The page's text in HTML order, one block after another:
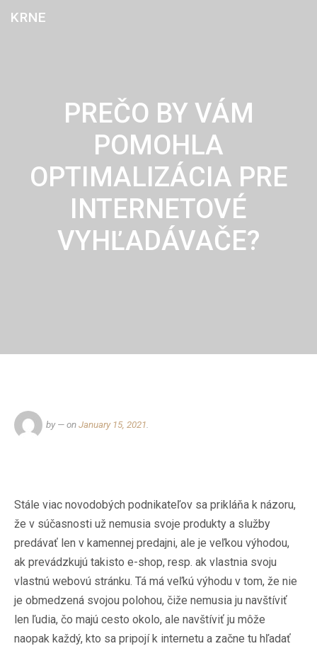
KRNE
PREČO BY VÁM
POMOHLA
OPTIMALIZÁCIA PRE
INTERNETOVÉ
VYHĽADÁVAČE?
by — on January 15, 2021
Stále viac novodobých podnikateľov sa prikláňa k názoru,
že v súčasnosti už nemusia svoje produkty a služby
predávať len v kamennej predajni, ale je veľkou výhodou,
ak prevádzkujú takisto e-shop, resp. ak vlastnia svoju
vlastnú webovú stránku. Tá má veľkú výhodu v tom, že nie
je obmedzená svojou polohou, čiže nemusia ju navštíviť
len ľudia, čo majú cesto okolo, ale navštíviť ju môže
naopak každý, kto sa pripojí k internetu a začne tu hľadať